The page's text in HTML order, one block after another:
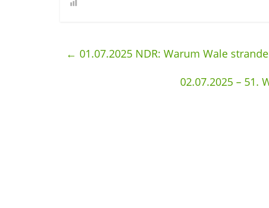
← 01.07.2025 NDR: Warum Wale
02.07.2025 – 51.